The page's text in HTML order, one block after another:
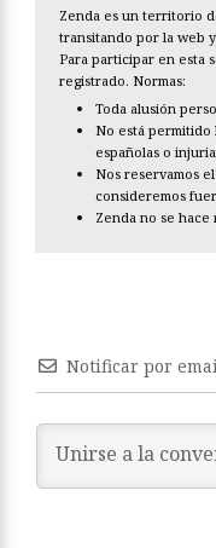
Zenda es un territorio
transitando por la web
Para participar en esta
registrado. Normas:
Toda alusión
No está permitido
españolas o
Nos reservamos
consideremos
Zenda no se
Notificar por